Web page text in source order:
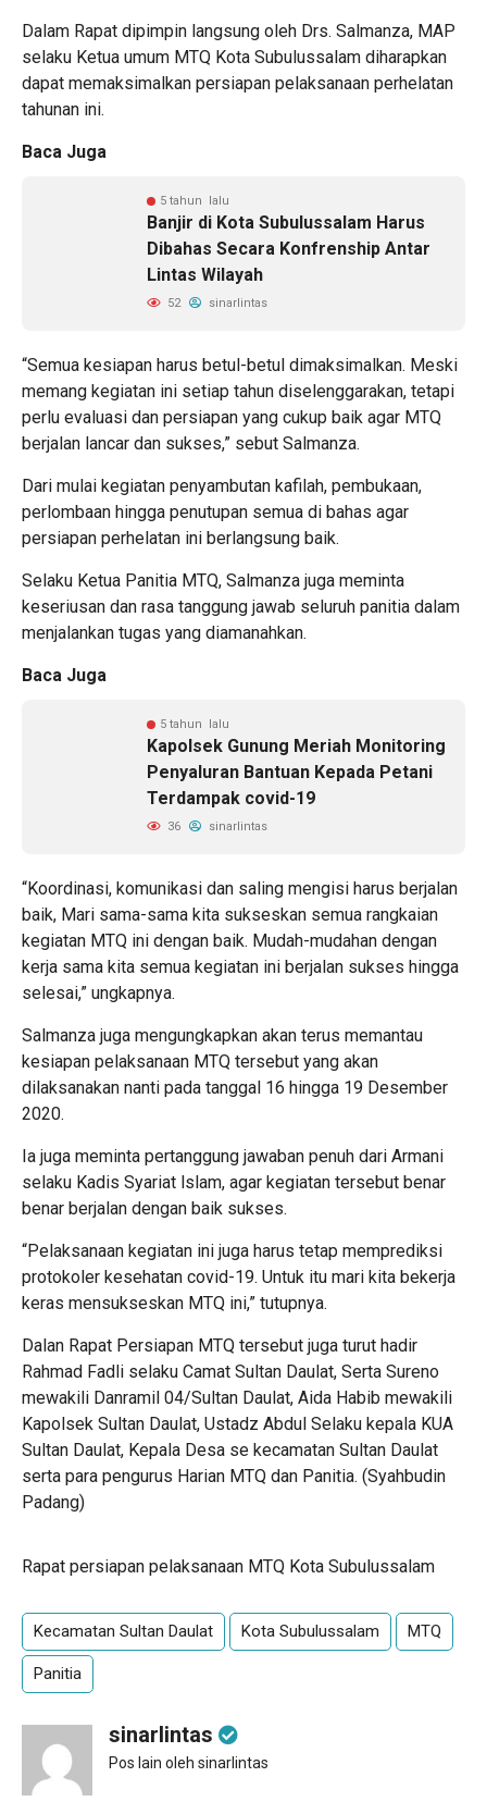
Dalam Rapat dipimpin langsung oleh Drs. Salmanza, MAP
selaku Ketua umum MTQ Kota Subulussalam diharapkan
dapat memaksimalkan persiapan pelaksanaan perhelatan
tahunan ini.
Baca Juga
5 tahun lalu
Banjir di Kota Subulussalam Harus
Dibahas Secara Konfrenship Antar
Lintas Wilayah
52 sinarlintas
“Semua kesiapan harus betul-betul dimaksimalkan. Meski
memang kegiatan ini setiap tahun diselenggarakan, tetapi
perlu evaluasi dan persiapan yang cukup baik agar MTQ
berjalan lancar dan sukses,” sebut Salmanza.
Dari mulai kegiatan penyambutan kafilah, pembukaan,
perlombaan hingga penutupan semua di bahas agar
persiapan perhelatan ini berlangsung baik.
Selaku Ketua Panitia MTQ, Salmanza juga meminta
keseriusan dan rasa tanggung jawab seluruh panitia dalam
menjalankan tugas yang diamanahkan.
Baca Juga
5 tahun lalu
Kapolsek Gunung Meriah Monitoring
Penyaluran Bantuan Kepada Petani
Terdampak covid-19
36 sinarlintas
“Koordinasi, komunikasi dan saling mengisi harus berjalan
baik, Mari sama-sama kita sukseskan semua rangkaian
kegiatan MTQ ini dengan baik. Mudah-mudahan dengan
kerja sama kita semua kegiatan ini berjalan sukses hingga
selesai,” ungkapnya.
Salmanza juga mengungkapkan akan terus memantau
kesiapan pelaksanaan MTQ tersebut yang akan
dilaksanakan nanti pada tanggal 16 hingga 19 Desember
2020.
Ia juga meminta pertanggung jawaban penuh dari Armani
selaku Kadis Syariat lslam, agar kegiatan tersebut benar
benar berjalan dengan baik sukses.
“Pelaksanaan kegiatan ini juga harus tetap memprediksi
protokoler kesehatan covid-19. Untuk itu mari kita bekerja
keras mensukseskan MTQ ini,” tutupnya.
Dalan Rapat Persiapan MTQ tersebut juga turut hadir
Rahmad Fadli selaku Camat Sultan Daulat, Serta Sureno
mewakili Danramil 04/Sultan Daulat, Aida Habib mewakili
Kapolsek Sultan Daulat, Ustadz Abdul Selaku kepala KUA
Sultan Daulat, Kepala Desa se kecamatan Sultan Daulat
serta para pengurus Harian MTQ dan Panitia. (Syahbudin
Padang)
Rapat persiapan pelaksanaan MTQ Kota Subulussalam
Kecamatan Sultan Daulat Kota Subulussalam MTQ
Panitia
sinarlintas
Pos lain oleh sinarlintas